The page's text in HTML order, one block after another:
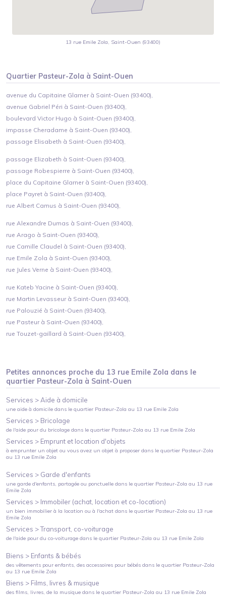
13 rue Emile Zola, Saint-Ouen (93400)
Quartier Pasteur-Zola à Saint-Ouen
avenue du Capitaine Glarner à Saint-Ouen (93400),
avenue Gabriel Péri à Saint-Ouen (93400),
boulevard Victor Hugo à Saint-Ouen (93400),
impasse Cheradame à Saint-Ouen (93400),
passage Elisabeth à Saint-Ouen (93400),
passage Elizabeth à Saint-Ouen (93400),
passage Robespierre à Saint-Ouen (93400),
place du Capitaine Glarner à Saint-Ouen (93400),
place Payret à Saint-Ouen (93400),
rue Albert Camus à Saint-Ouen (93400),
rue Alexandre Dumas à Saint-Ouen (93400),
rue Arago à Saint-Ouen (93400),
rue Camille Claudel à Saint-Ouen (93400),
rue Emile Zola à Saint-Ouen (93400),
rue Jules Verne à Saint-Ouen (93400),
rue Kateb Yacine à Saint-Ouen (93400),
rue Martin Levasseur à Saint-Ouen (93400),
rue Palouzié à Saint-Ouen (93400),
rue Pasteur à Saint-Ouen (93400),
rue Touzet-gaillard à Saint-Ouen (93400),
Petites annonces proche du 13 rue Emile Zola dans le
quartier Pasteur-Zola à Saint-Ouen
Services > Aide à domicile
une aide à domicile dans le quartier Pasteur-Zola au 13 rue Emile Zola
Services > Bricolage
de l'aide pour du bricolage dans le quartier Pasteur-Zola au 13 rue Emile Zola
Services > Emprunt et location d'objets
à emprunter un objet ou vous avez un objet à proposer dans le quartier Pasteur-Zola
au 13 rue Emile Zola
Services > Garde d'enfants
une garde d'enfants, partagée ou ponctuelle dans le quartier Pasteur-Zola au 13 rue
Emile Zola
Services > Immobiler (achat, location et co-location)
un bien immobilier à la location ou à l'achat dans le quartier Pasteur-Zola au 13 rue
Emile Zola
Services >Transport, co-voiturage
de l'aide pour du co-voiturage dans le quartier Pasteur-Zola au 13 rue Emile Zola
Biens > Enfants & bébés
des vêtements pour enfants, des accessoires pour bébés dans le quartier Pasteur-Zola
au 13 rue Emile Zola
Biens > Films, livres & musique
des films, livres, de la musique dans le quartier Pasteur-Zola au 13 rue Emile Zola